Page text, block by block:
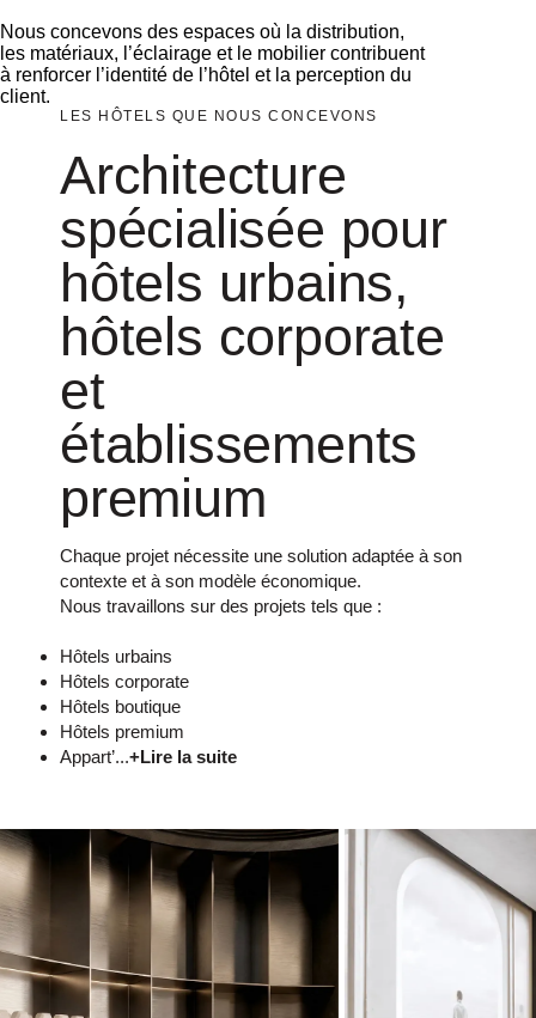
Nous concevons des espaces où la distribution,
les matériaux, l’éclairage et le mobilier contribuent
à renforcer l’identité de l’hôtel et la perception du
client.
LES HÔTELS QUE NOUS CONCEVONS
Architecture
spécialisée pour
hôtels urbains,
hôtels corporate
et
établissements
premium
Chaque projet nécessite une solution adaptée à son
contexte et à son modèle économique.
Nous travaillons sur des projets tels que :
Hôtels urbains
Hôtels corporate
Hôtels boutique
Hôtels premium
Appart’...+Lire la suite